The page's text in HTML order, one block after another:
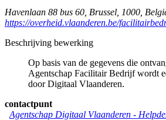
Havenlaan 88 bus 60 Brussel 1000
https://overheid.vlaanderen.be/
Beschrijving bewerking
Op basis van de gegevens die
Agentschap Facilitair Bedrijf wordt
door Digitaal Vlaanderen.
contactpunt
Agentschap Digitaal Vlaanderen -